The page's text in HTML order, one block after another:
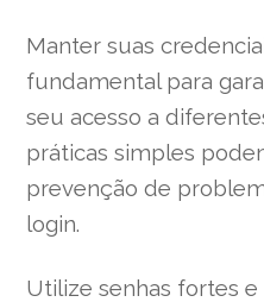
Manter suas
fundamental para
seu acesso a
práticas simples
prevenção de
login.
Utilize senhas fortes e